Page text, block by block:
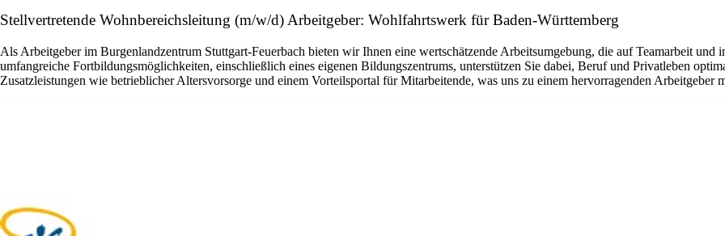
Stellvertretende Wohnbereichsleitung (m/w/d) Arbeitgeber: Wohlfahrtswerk für Baden-Württemberg
Als Arbeitgeber im Burgenlandzentrum Stuttgart-Feuerbach bieten wir Ihnen eine wertschätzende Arbeitsumgebung, die auf Teamarbeit
umfangreiche Fortbildungsmöglichkeiten, einschließlich eines eigenen Bildungszentrums, unterstützen Sie dabei, Beruf und Privatleben
Zusatzleistungen wie betrieblicher Altersvorsorge und einem Vorteilsportal für Mitarbeitende, was uns zu einem hervorragenden Arbeitgeber